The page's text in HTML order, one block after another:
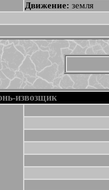
Движение: земля
извозщик